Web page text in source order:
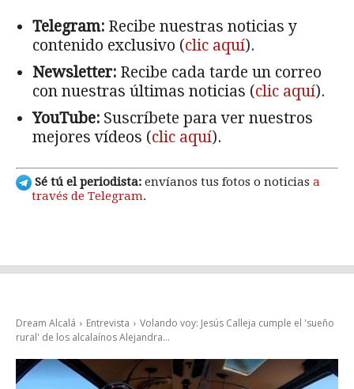
Telegram: Recibe nuestras noticias y
contenido exclusivo (clic aquí).
Newsletter: Recibe cada tarde un correo
con nuestras últimas noticias (clic aquí).
YouTube: Suscríbete para ver nuestros
mejores vídeos (clic aquí).
Sé tú el periodista: envíanos tus fotos o noticias a
través de Telegram.